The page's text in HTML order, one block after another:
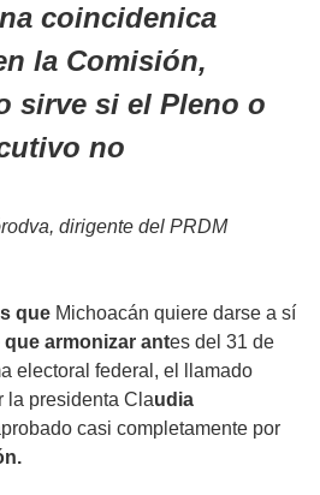
coincidenica
la Comisión,
sirve si el Pleno o
no
dirigente del PRDM
que Michoacán quiere darse a sí
que armonizar antes del 31 de
electoral federal, el llamado
la presidenta Claudia
casi completamente por